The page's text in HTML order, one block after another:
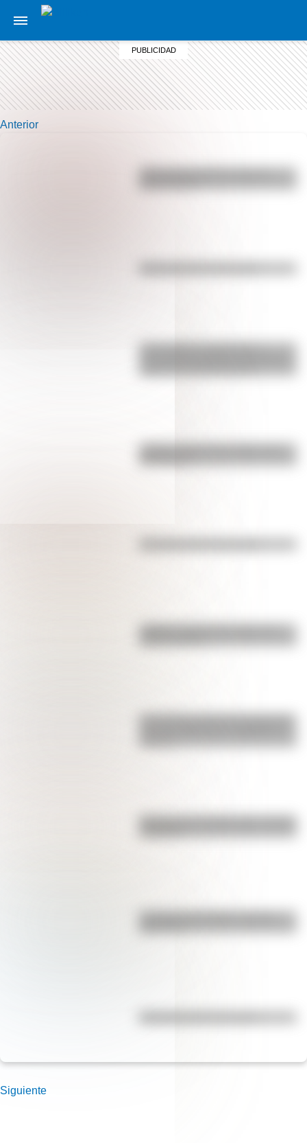
Anterior
¿Por qué los perros se ponen
17 de agosto: actividades y
¿Sabías cómo fue la infancia de
¿Sabías cuál fue la mascota de
Los poderes del Estado Argentino
Judicial
Bandera de Colombia para colorear
Siguiente